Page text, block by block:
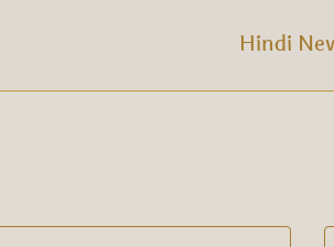
Hindi